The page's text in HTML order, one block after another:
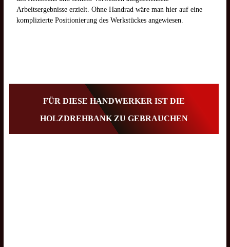
Arbeitsergebnisse erzielt. Ohne Handrad wäre man hier auf eine
komplizierte Positionierung des Werkstückes angewiesen.
FÜR DIESE HANDWERKER IST DIE
HOLZDREHBANK ZU GEBRAUCHEN